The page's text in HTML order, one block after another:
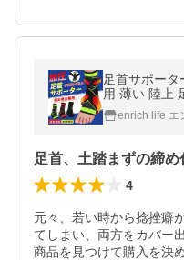
足首サポーター 医療
用 薄い 陸上
すすめ 捻挫
平足 テーピ
enrich life エ
足首、土踏まずの締め
4
元々、若い時から捻挫癖
てしまい、両方をカバー
商品を見つけて購入を決